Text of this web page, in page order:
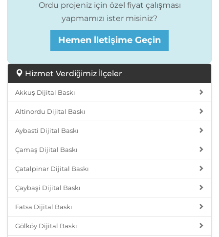
Ordu projeniz için özel fiyat çalışması
yapmamızı ister misiniz?
Hemen İletişime Geçin
Hizmet Verdiğimiz İlçeler
Akkuş Dijital Baskı
Altinordu Dijital Baskı
Aybasti Dijital Baskı
Çamaş Dijital Baskı
Çatalpinar Dijital Baskı
Çaybaşi Dijital Baskı
Fatsa Dijital Baskı
Gölköy Dijital Baskı